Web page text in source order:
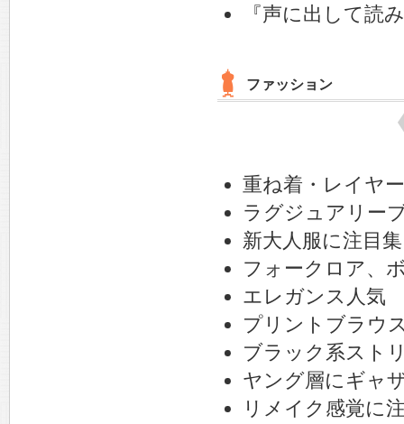
『声に出して読
ファッション
重ね着・レイヤ
ラグジュアリー
新大人服に注目
フォークロア、
エレガンス人気
プリントブラウ
ブラック系スト
ヤング層にギャ
リメイク感覚に